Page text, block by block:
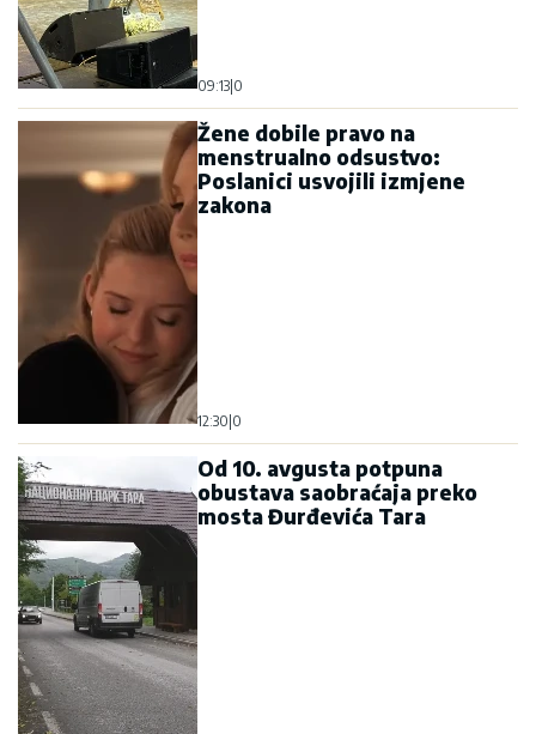
09:13|0
Žene dobile pravo na
menstrualno odsustvo:
Poslanici usvojili izmjene
zakona
12:30|0
Od 10. avgusta potpuna
obustava saobraćaja preko
mosta Đurđevića Tara